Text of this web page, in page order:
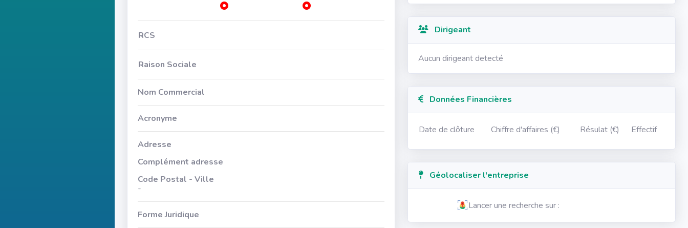
RCS
Raison Sociale
Nom Commercial
Acronyme
Adresse
Complément adresse
Code Postal - Ville
-
Forme Juridique
Dirigeant
Aucun dirigeant detecté
Données Financières
Date de clôture Chiffre d'affaires (€) Résulat (€) Effectif
Géolocaliser l'entreprise
Lancer une recherche sur :